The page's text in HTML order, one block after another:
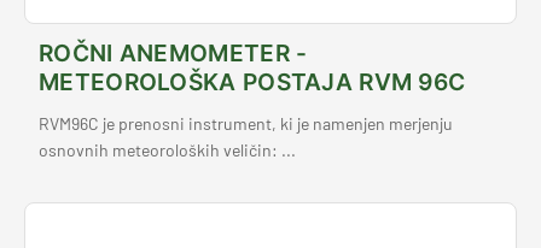
ROČNI ANEMOMETER -
METEOROLOŠKA POSTAJA RVM 96C
RVM96C je prenosni instrument, ki je namenjen merjenju
osnovnih meteoroloških veličin: ...